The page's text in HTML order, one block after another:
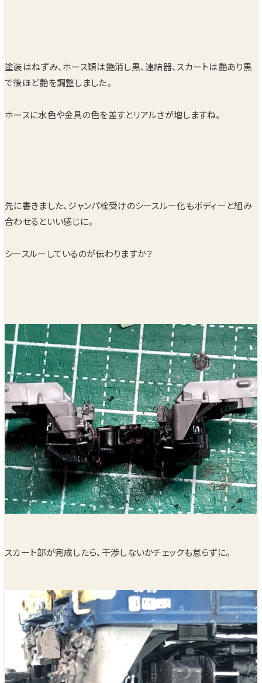
塗装はねずみ、ホース類は艶消し黒、連結器、スカートは艶あり黒
で後ほど艶を調整しました。
ホースに水色や金具の色を差すとリアルさが増しますね。
先に書きました、ジャンパ栓受けのシースルー化もボディーと組み
合わせるといい感じに。
シースルーしているのが伝わりますか？
スカート部が完成したら、干渉しないかチェックも怠らずに。